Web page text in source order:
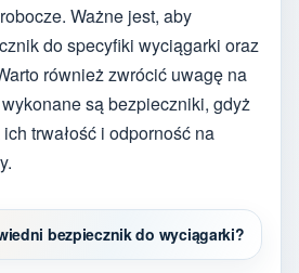
Ważne jest, aby
do specyfiki wyciągarki oraz
również zwrócić uwagę na
wykonane są bezpieczniki, gdyż
trwałość i odporność na
bezpiecznik do wyciągarki?